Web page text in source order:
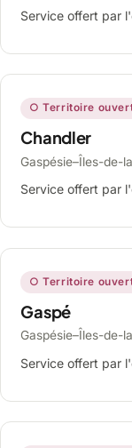
Service offert par
○ Territoire
Chandler
Gaspésie–Îles-de-
Service offert par
○ Territoire
Gaspé
Gaspésie–Îles-de-
Service offert par